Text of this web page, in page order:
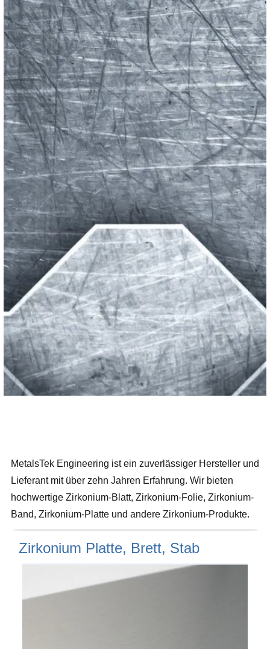
MetalsTek Engineering ist ein zuverlässiger Hersteller und
Lieferant mit über zehn Jahren Erfahrung. Wir bieten
hochwertige Zirkonium-Blatt, Zirkonium-Folie, Zirkonium-
Band, Zirkonium-Platte und andere Zirkonium-Produkte.
Zirkonium Platte, Brett, Stab